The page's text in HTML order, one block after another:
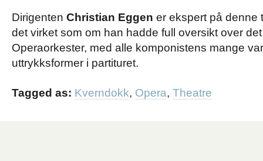
Dirigenten Christian Eggen er ekspert på denne
det virket som om han hadde full oversikt over
Operaorkester, med alle komponistens mange
uttrykksformer i partituret.
Tagged as: Kverndokk, Opera, Theatre